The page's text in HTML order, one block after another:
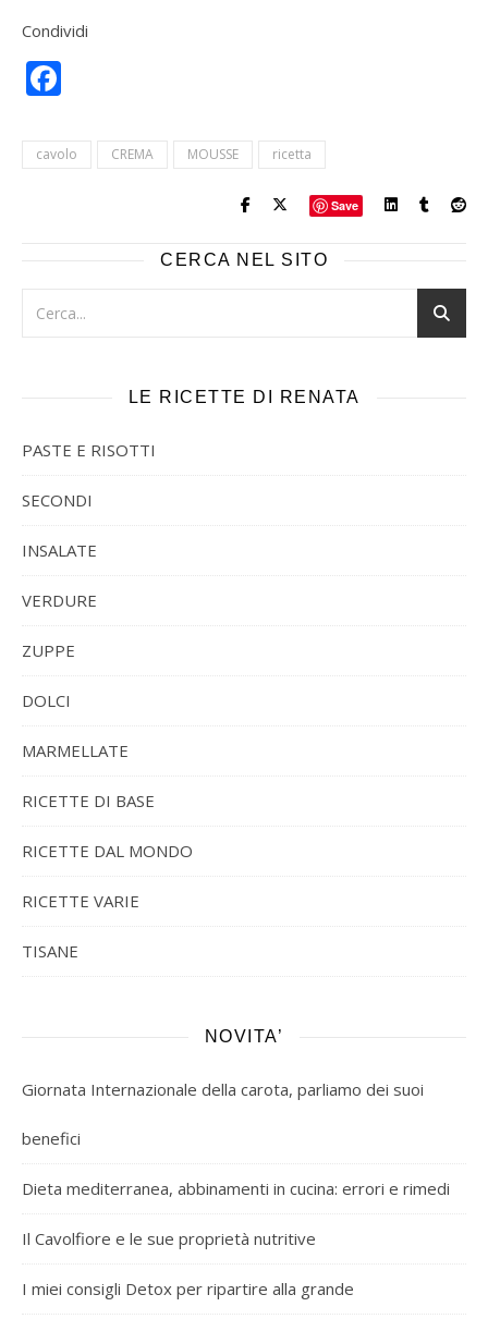
Condividi
cavolo CREMA MOUSSE ricetta
Save
CERCA NEL SITO
LE RICETTE DI RENATA
PASTE E RISOTTI
SECONDI
INSALATE
VERDURE
ZUPPE
DOLCI
MARMELLATE
RICETTE DI BASE
RICETTE DAL MONDO
RICETTE VARIE
TISANE
NOVITA’
Giornata Internazionale della carota, parliamo dei suoi
benefici
Dieta mediterranea, abbinamenti in cucina: errori e rimedi
Il Cavolfiore e le sue proprietà nutritive
I miei consigli Detox per ripartire alla grande